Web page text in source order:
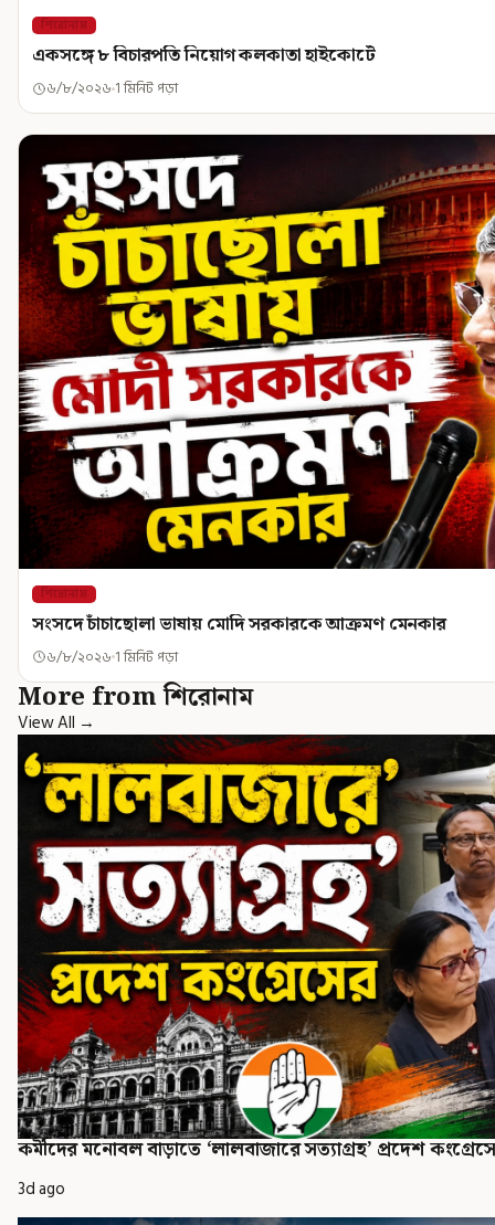
শিরোনাম
একসঙ্গে ৮ বিচারপতি নিয়োগ কলকাতা হাইকোর্টে
৬/৮/২০২৬ 1 মিনিট পড়া
শিরোনাম
সংসদে চাঁচাছোলা ভাষায় মোদি সরকারকে আক্রমণ মেনকার
৬/৮/২০২৬ 1 মিনিট পড়া
More from শিরোনাম
View All →
কর্মীদের মনোবল বাড়াতে ‘লালবাজারে সত্যাগ্রহ’ প্রদেশ
3d ago